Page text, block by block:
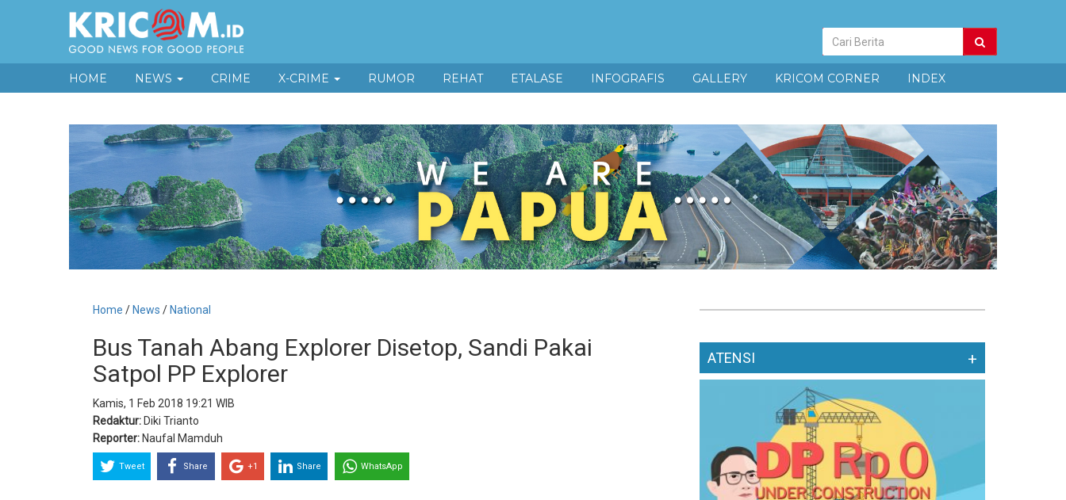
Pencarian
Berita
HOME NEWS CRIME X-CRIME RUMOR REHAT ETALASE INFOGRAFIS GALLERY KRICOM CORNER INDEX
Home / News / National
Bus Tanah Abang Explorer Disetop, Sandi Pakai
Satpol PP Explorer
Kamis, 1 Feb 2018 19:21 WIB
Redaktur: Diki Trianto
Reporter: Naufal Mamduh
Tweet Share +1 Share WhatsApp
ATENSI +